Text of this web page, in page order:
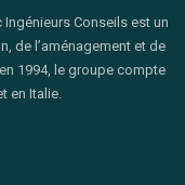
Conseils est un
de l’aménagement et de
1994, le groupe compte
en Italie.